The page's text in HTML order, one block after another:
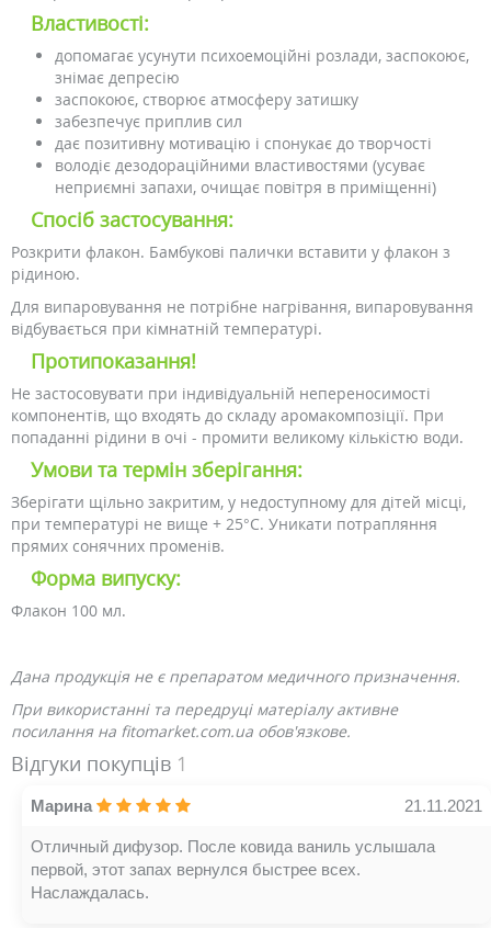
Властивості:
допомагає усунути психоемоційні розлади, заспокоює,
знімає депресію
заспокоює, створює атмосферу затишку
забезпечує приплив сил
дає позитивну мотивацію і спонукає до творчості
володіє дезодораційними властивостями (усуває
неприємні запахи, очищає повітря в приміщенні)
Спосіб застосування:
Розкрити флакон. Бамбукові палички вставити у флакон з
рідиною.
Для випаровування не потрібне нагрівання, випаровування
відбувається при кімнатній температурі.
Протипоказання!
Не застосовувати при індивідуальній непереносимості
компонентів, що входять до складу аромакомпозіції. При
попаданні рідини в очі - промити великому кількістю води.
Умови та термін зберігання:
Зберігати щільно закритим, у недоступному для дітей місці,
при температурі не вище + 25°C. Уникати потрапляння
прямих сонячних променів.
Форма випуску:
Флакон 100 мл.
Дана продукція не є препаратом медичного призначення.
При використанні та передруці матеріалу активне
посилання на fitomarket.com.ua обов'язкове.
Відгуки покупців 1
Марина 21.11.2021
Отличный дифузор. После ковида ваниль услышала
первой, этот запах вернулся быстрее всех.
Наслаждалась.